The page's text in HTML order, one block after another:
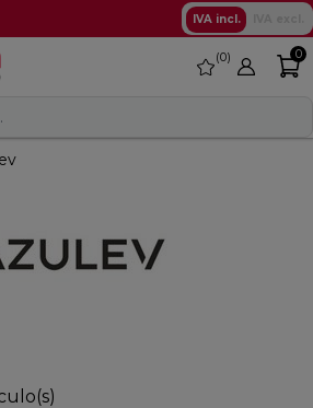
IVA incl.
favorite
0 0